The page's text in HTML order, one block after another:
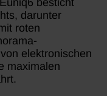
besticht
darunter
roten
elektronischen
maximalen